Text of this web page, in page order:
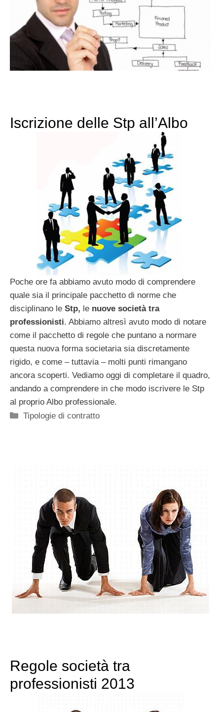
Iscrizione delle Stp all’Albo
Poche ore fa abbiamo avuto modo di comprendere
quale sia il principale pacchetto di norme che
disciplinano le Stp, le nuove società tra
professionisti. Abbiamo altresì avuto modo di notare
come il pacchetto di regole che puntano a normare
questa nuova forma societaria sia discretamente
rigido, e come – tuttavia – molti punti rimangano
ancora scoperti. Vediamo oggi di completare il quadro,
andando a comprendere in che modo iscrivere le Stp
al proprio Albo professionale.
Categorie
Tipologie di contratto
Regole società tra
professionisti 2013